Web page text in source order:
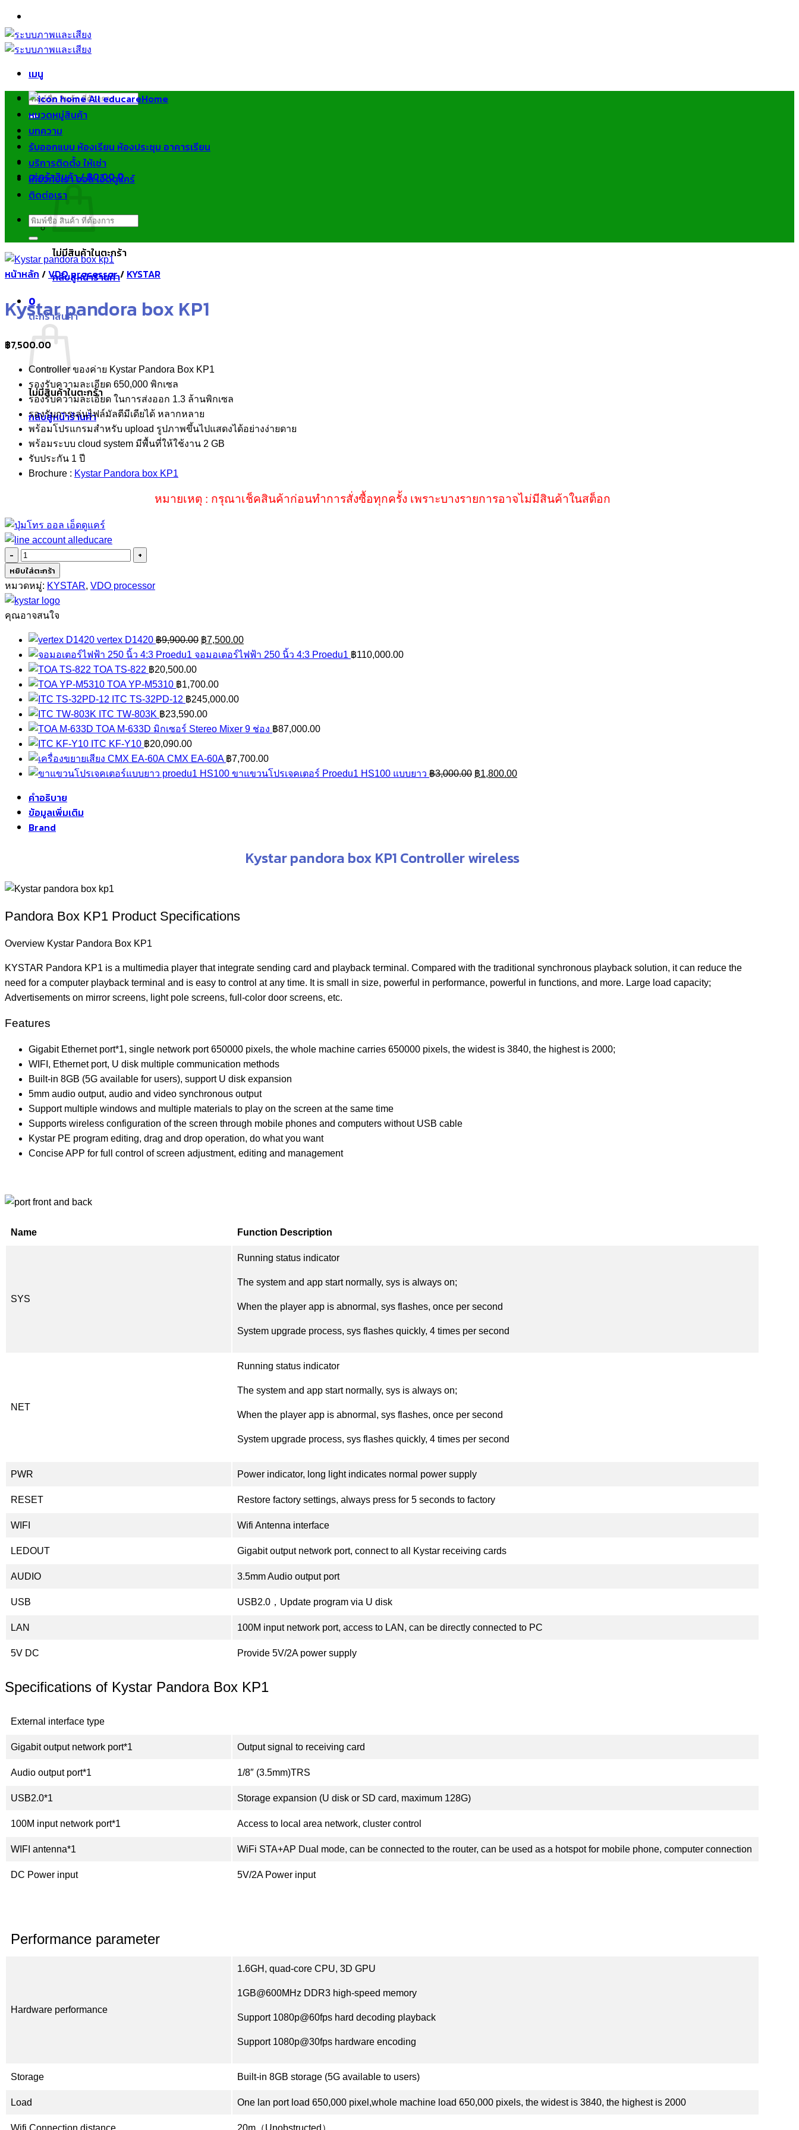
ข้าม
ไป
ยัง
เมนู
ค้นหา:
ตะกร้าสินค้า /฿0.000
ไม่มีสินค้าในตะกร้า
กลับสู่หน้าร้านค้า
0
ตะกร้าสินค้า
ไม่มีสินค้าในตะกร้า
กลับสู่หน้าร้านค้า
Home
หมวดหมู่สินค้า
บทความ
รับออกแบบ ห้องเรียน ห้องประชุม อาคารเรียน
บริการติดตั้ง ให้เช่า
เกี่ยวกับเรา ออล เอ็ดดูแคร์
ติดต่อเรา
ค้นหา:
หน้าหลัก /VDO processor/ KYSTAR
Kystar pandora box KP1
฿7,500.00
Controller ของค่าย Kystar Pandora Box KP1
รองรับความละเอียด 650,000 พิกเซล
รองรับความละเอียด ในการส่งออก 1.3 ล้านพิกเซล
รองรับการเล่นไฟล์มัลตีมีเดียได้ หลากหลาย
พร้อมโปรแกรมสำหรับ upload รูปภาพขึ้นไปแสดงได้อย่างง่ายดาย
พร้อมระบบ cloud system มีพื้นที่ให้ใช้งาน 2 GB
รับประกัน 1 ปี
Brochure : Kystar Pandora box KP1
หมายเหตุ : กรุณาเช็คสินค้าก่อนทำการสั่งซื้อทุกครั้ง เพราะบางรายการอาจไม่มีสินค้าในสต็อก
จำนวน
Kystar
pandora
box
KP1
หยิบใส่ตะกร้า
หมวดหมู่: KYSTAR, VDO processor
คุณอาจสนใจ
vertex D1420 ฿9,900.00 Original
price
฿9,900.00.
฿7,500.00Current
price
จอมอเตอร์ไฟฟ้า 250 นิ้ว 4:3 Proedu1 ฿110,000.00
TOA TS-822 ฿20,500.00
TOA YP-M5310 ฿1,700.00
ITC TS-32PD-12 ฿245,000.00
ITC TW-803K ฿23,590.00
TOA M-633D มิกเซอร์ Stereo Mixer 9 ช่อง ฿87,000.00
ITC KF-Y10 ฿20,090.00
CMX EA-60A ฿7,700.00
ขาแขวนโปรเจคเตอร์ Proedu1 HS100 แบบยาว ฿3,000.00 Original
฿1,800.00Current
คำอธิบาย
ข้อมูลเพิ่มเติม
Brand
Kystar pandora box KP1 Controller wireless
Pandora Box KP1 Product Specifications
Overview Kystar Pandora Box KP1
KYSTAR Pandora KP1 is a multimedia player that integrate sending card and playback terminal. Compared with the traditional synchronous playback solution, it can reduce the
need for a computer playback terminal and is easy to control at any time. It is small in size, powerful in performance, powerful in functions, and more. Large load capacity;
Advertisements on mirror screens, light pole screens, full-color door screens, etc.
Features
Gigabit Ethernet port*1, single network port 650000 pixels, the whole machine carries 650000 pixels, the widest is 3840, the highest is 2000;
WIFI, Ethernet port, U disk multiple communication methods
Built-in 8GB (5G available for users), support U disk expansion
5mm audio output, audio and video synchronous output
Support multiple windows and multiple materials to play on the screen at the same time
Supports wireless configuration of the screen through mobile phones and computers without USB cable
Kystar PE program editing, drag and drop operation, do what you want
Concise APP for full control of screen adjustment, editing and management
Name Function Description
SYS
Running status indicator
The system and app start normally, sys is always on;
When the player app is abnormal, sys flashes, once per second
System upgrade process, sys flashes quickly, 4 times per second
NET
Running status indicator
The system and app start normally, sys is always on;
When the player app is abnormal, sys flashes, once per second
System upgrade process, sys flashes quickly, 4 times per second
PWR Power indicator, long light indicates normal power supply
RESET Restore factory settings, always press for 5 seconds to factory
WIFI Wifi Antenna interface
LEDOUT Gigabit output network port, connect to all Kystar receiving cards
AUDIO 3.5mm Audio output port
USB USB2.0，Update program via U disk
LAN 100M input network port, access to LAN, can be directly connected to PC
5V DC Provide 5V/2A power supply
Specifications of Kystar Pandora Box KP1
External interface type
Gigabit output network port*1 Output signal to receiving card
Audio output port*1 1/8″ (3.5mm)TRS
USB2.0*1 Storage expansion (U disk or SD card, maximum 128G)
100M input network port*1 Access to local area network, cluster control
WIFI antenna*1 WiFi STA+AP Dual mode, can be connected to the router, can be used as a hotspot for mobile phone, computer connection
DC Power input 5V/2A Power input
Performance parameter
Hardware performance
1.6GH, quad-core CPU, 3D GPU
1GB@600MHz DDR3 high-speed memory
Support 1080p@60fps hard decoding playback
Support 1080p@30fps hardware encoding
Storage Built-in 8GB storage (5G available to users)
Load One lan port load 650,000 pixel,whole machine load 650,000 pixels, the widest is 3840, the highest is 2000
Wifi Connection distance 20m（Unobstructed）